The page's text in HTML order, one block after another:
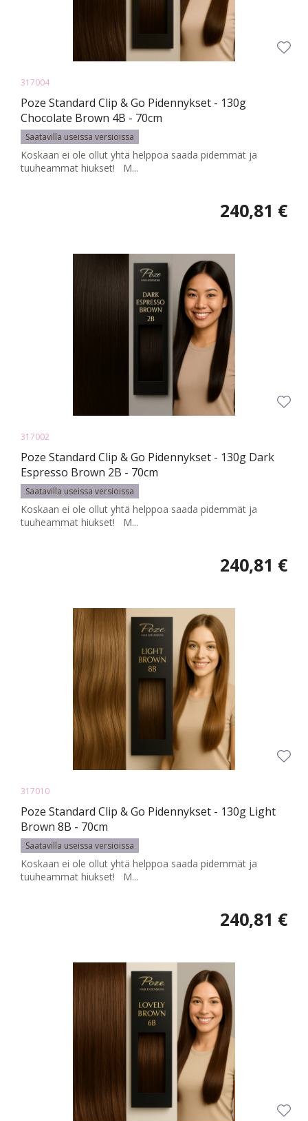
317004
Poze Standard Clip & Go Pidennykset - 130g
Chocolate Brown 4B - 70cm
Saatavilla useissa versioissa
Koskaan ei ole ollut yhtä helppoa saada pidemmät ja
tuuheammat hiukset! M...
240,81 €
317002
Poze Standard Clip & Go Pidennykset - 130g Dark
Espresso Brown 2B - 70cm
Saatavilla useissa versioissa
Koskaan ei ole ollut yhtä helppoa saada pidemmät ja
tuuheammat hiukset! M...
240,81 €
317010
Poze Standard Clip & Go Pidennykset - 130g Light
Brown 8B - 70cm
Saatavilla useissa versioissa
Koskaan ei ole ollut yhtä helppoa saada pidemmät ja
tuuheammat hiukset! M...
240,81 €